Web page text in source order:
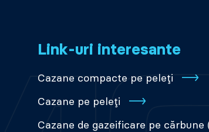
Link-uri interesante
Cazane compacte pe peleți
Cazane pe peleți
Cazane de gazeificare pe cărbune